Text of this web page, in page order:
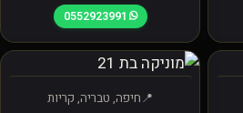
0552923991
חיפה, טבריה, קריות